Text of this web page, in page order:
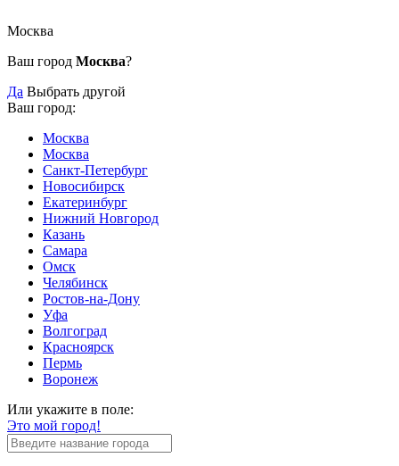
Москва
Ваш город Москва?
Да Выбрать другой
Ваш город:
Москва
Москва
Санкт-Петербург
Новосибирск
Екатеринбург
Нижний Новгород
Казань
Самара
Омск
Челябинск
Ростов-на-Дону
Уфа
Волгоград
Красноярск
Пермь
Воронеж
Или укажите в поле:
Это мой город!